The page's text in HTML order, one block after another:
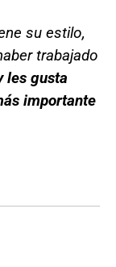
su estilo,
trabajado
les gusta
importante